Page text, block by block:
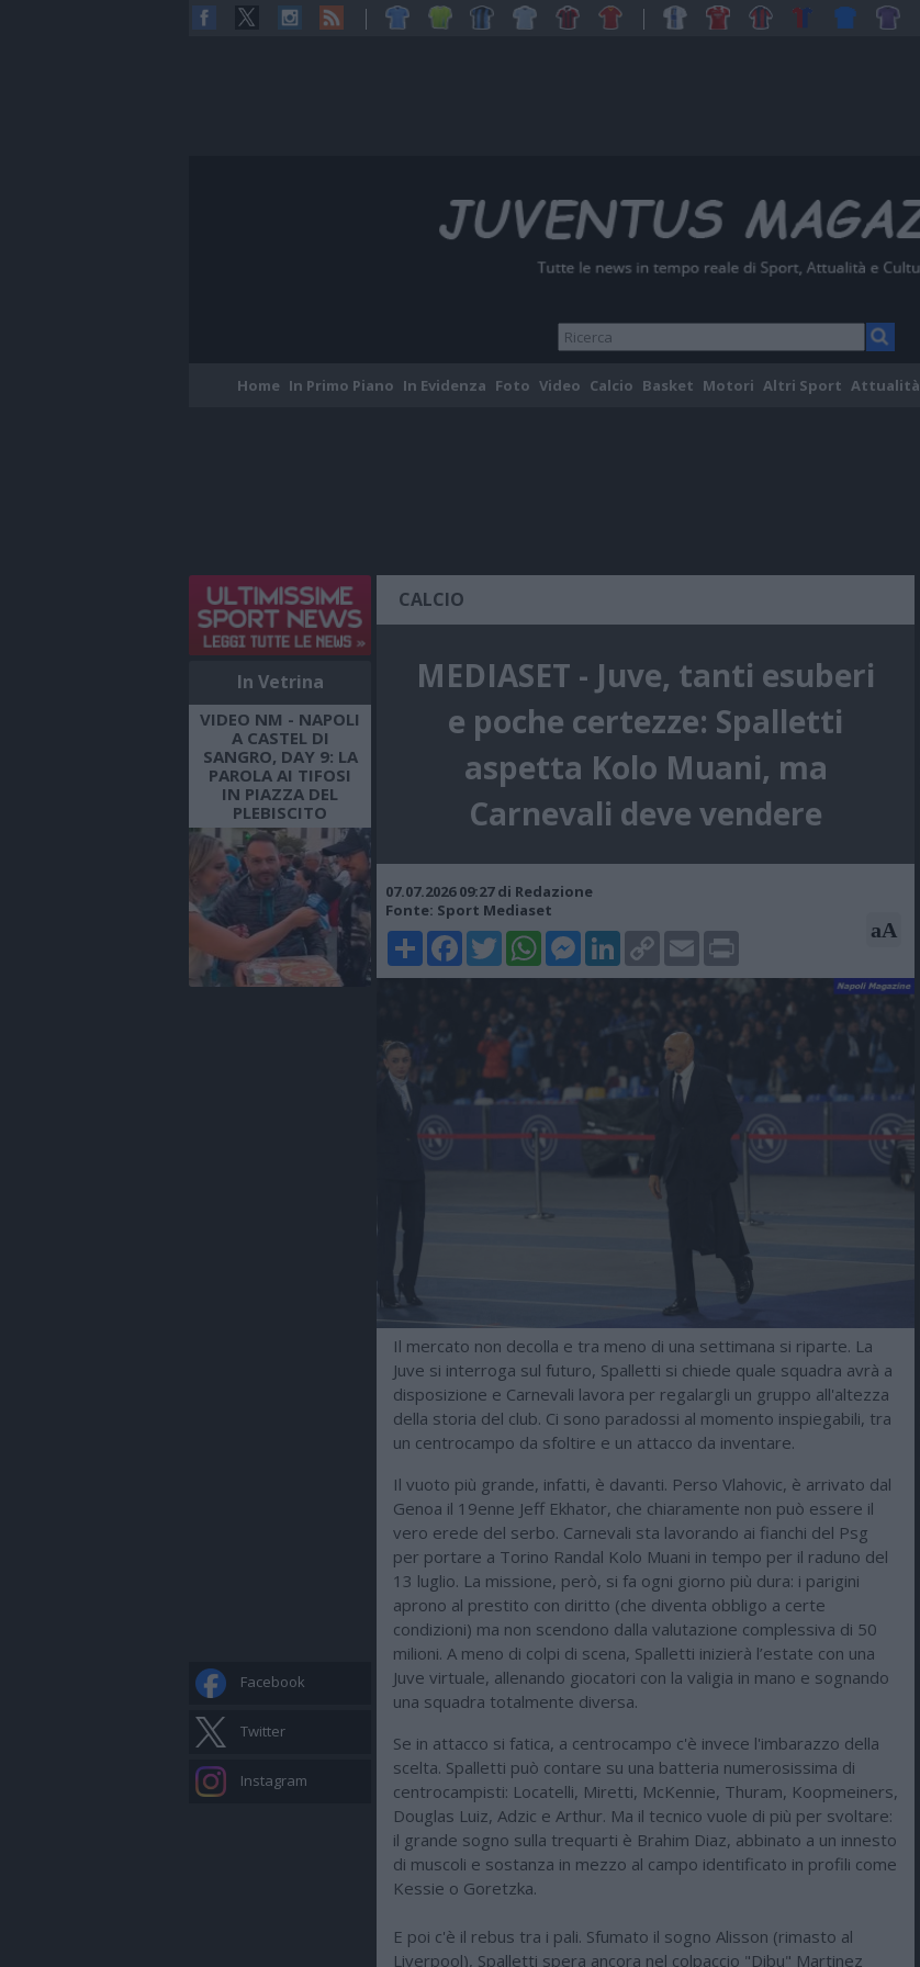
Home In Primo Piano In Evidenza Foto Video Calcio Basket Motori Altri Sport Attualità
In Vetrina
VIDEO NM - NAPOLI
A CASTEL DI
SANGRO, DAY 9: LA
PAROLA AI TIFOSI
IN PIAZZA DEL
PLEBISCITO
Facebook
Twitter
Instagram
CALCIO
MEDIASET - Juve, tanti esuberi
e poche certezze: Spalletti
aspetta Kolo Muani, ma
Carnevali deve vendere
07.07.2026 09:27 di Redazione
Fonte: Sport Mediaset
ShareFacebookTwitterWhatsAppMessenger
LinkedIn
Copy
Link
Email Print aA
Il mercato non decolla e tra meno di una settimana si riparte. La
Juve si interroga sul futuro, Spalletti si chiede quale squadra avrà a
disposizione e Carnevali lavora per regalargli un gruppo all'altezza
della storia del club. Ci sono paradossi al momento inspiegabili, tra
un centrocampo da sfoltire e un attacco da inventare.
Il vuoto più grande, infatti, è davanti. Perso Vlahovic, è arrivato dal
Genoa il 19enne Jeff Ekhator, che chiaramente non può essere il
vero erede del serbo. Carnevali sta lavorando ai fianchi del Psg
per portare a Torino Randal Kolo Muani in tempo per il raduno del
13 luglio. La missione, però, si fa ogni giorno più dura: i parigini
aprono al prestito con diritto (che diventa obbligo a certe
condizioni) ma non scendono dalla valutazione complessiva di 50
milioni. A meno di colpi di scena, Spalletti inizierà l’estate con una
Juve virtuale, allenando giocatori con la valigia in mano e sognando
una squadra totalmente diversa.
Se in attacco si fatica, a centrocampo c'è invece l'imbarazzo della
scelta. Spalletti può contare su una batteria numerosissima di
centrocampisti: Locatelli, Miretti, McKennie, Thuram, Koopmeiners,
Douglas Luiz, Adzic e Arthur. Ma il tecnico vuole di più per svoltare:
il grande sogno sulla trequarti è Brahim Diaz, abbinato a un innesto
di muscoli e sostanza in mezzo al campo identificato in profili come
Kessie o Goretzka.
E poi c'è il rebus tra i pali. Sfumato il sogno Alisson (rimasto al
Liverpool), Spalletti spera ancora nel colpaccio "Dibu" Martinez